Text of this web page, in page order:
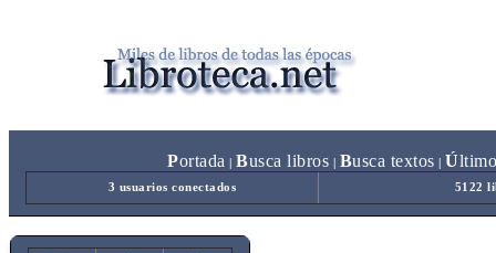
Portada Busca libros Busca textos Ú
3 usuarios conectados 5122